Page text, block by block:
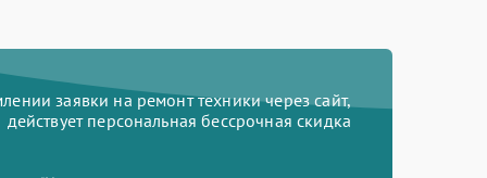
заявки на ремонт техники через сайт,
действует персональная бессрочная скидка